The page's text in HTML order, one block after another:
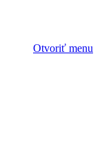
Otvoriť menu